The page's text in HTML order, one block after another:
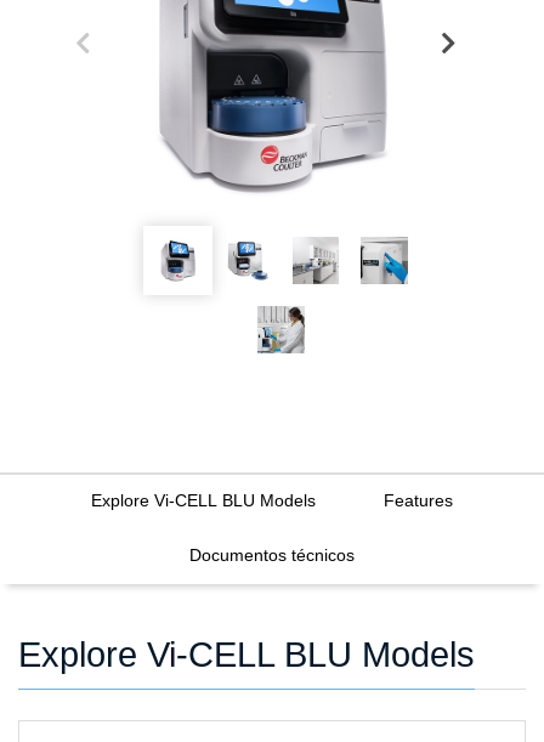
Explore Vi-CELL BLU Models Features
Documentos técnicos
Explore Vi-CELL BLU Models